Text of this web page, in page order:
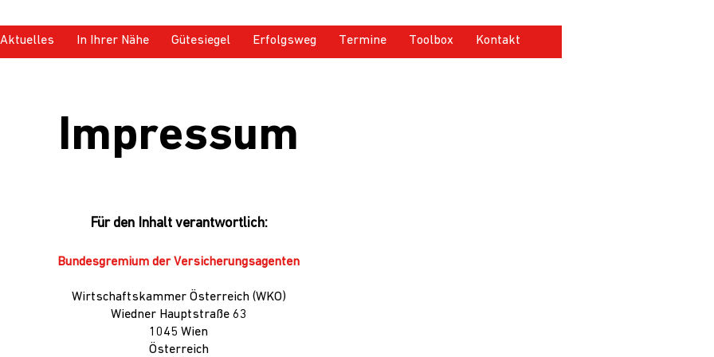
Aktuelles In Ihrer Nähe Gütesiegel Erfolgsweg Termine Toolbox Kontakt
Impressum
Für den Inhalt verantwortlich:
Bundesgremium der Versicherungsagenten
Wirtschaftskammer Österreich (WKO)
Wiedner Hauptstraße 63
1045 Wien
Österreich